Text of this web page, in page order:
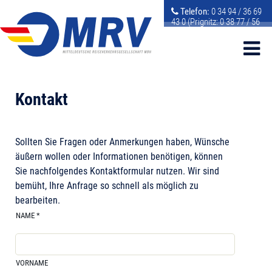
Telefon: 0 34 94 / 36 69
43 0 (Prignitz: 0 38 77 / 56
info@mrv-
Kontakt
Sollten Sie Fragen oder Anmerkungen haben, Wünsche
äußern wollen oder Informationen benötigen, können
Sie nachfolgendes Kontaktformular nutzen. Wir sind
bemüht, Ihre Anfrage so schnell als möglich zu
bearbeiten.
NAME *
VORNAME